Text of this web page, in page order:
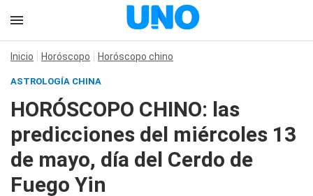
Inicio Horóscopo Horóscopo chino
ASTROLOGÍA CHINA
HORÓSCOPO CHINO: las
predicciones del miércoles 13
de mayo, día del Cerdo de
Fuego Yin